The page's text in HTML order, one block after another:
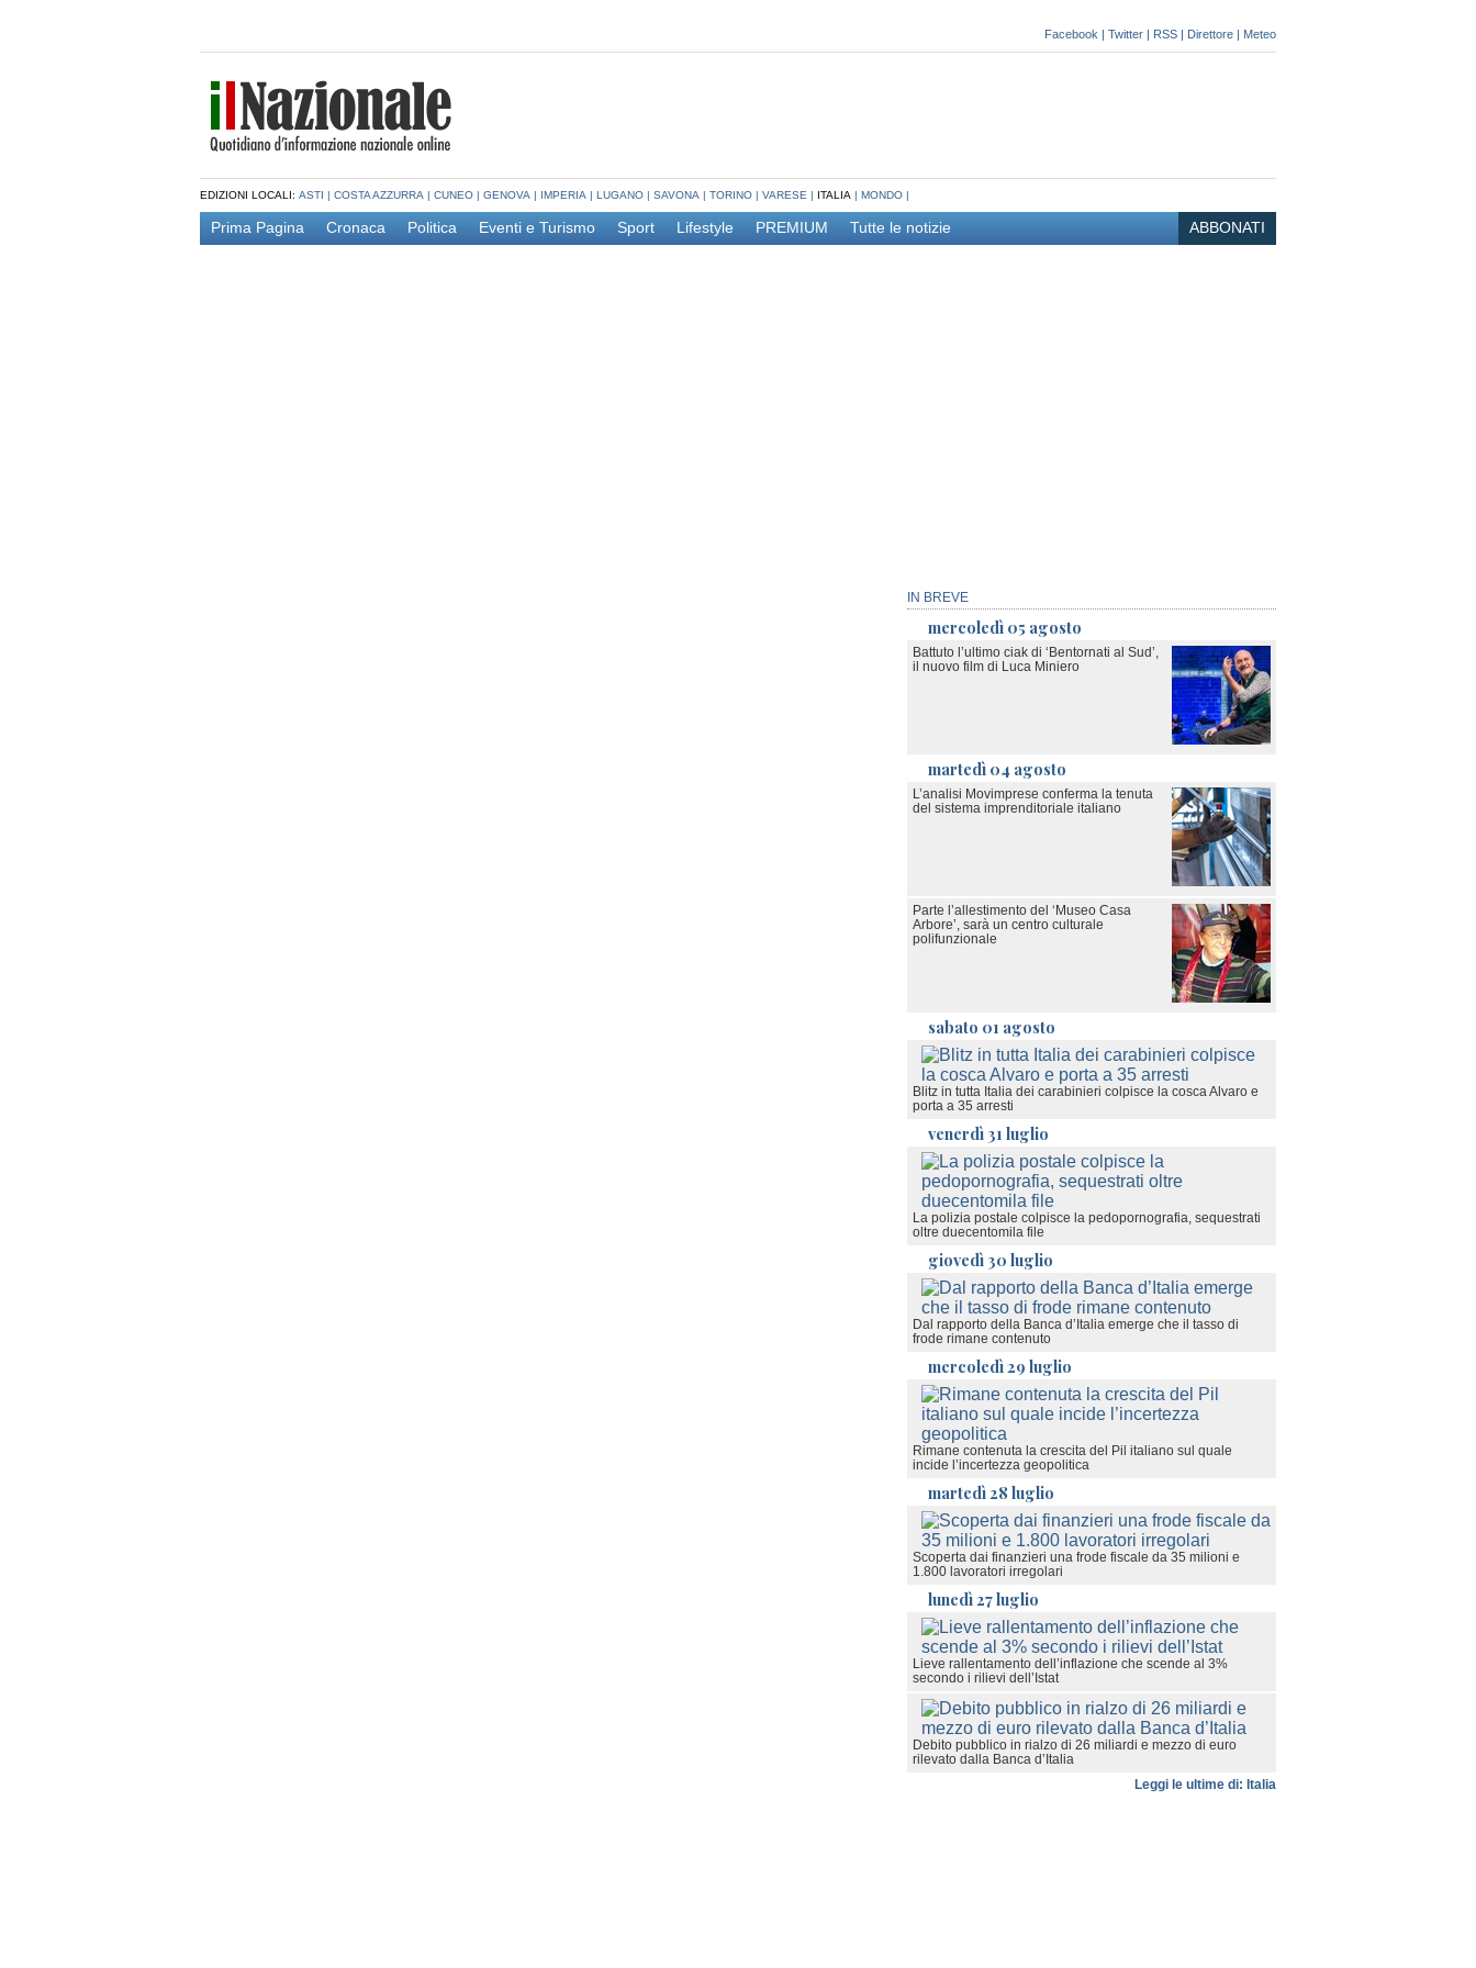
Facebook | Twitter | RSS | Direttore | Meteo
EDIZIONI LOCALI: ASTI | COSTA AZZURRA | CUNEO | GENOVA | IMPERIA | LUGANO | SAVONA | TORINO | VARESE | ITALIA | MONDO |
Prima Pagina Cronaca Politica Eventi e Turismo Sport Lifestyle PREMIUM Tutte le notizie ABBONATI
IN BREVE
mercoledì 05 agosto
Battuto l’ultimo ciak di ‘Bentornati al Sud’,
il nuovo film di Luca Miniero
martedì 04 agosto
L’analisi Movimprese conferma la tenuta
del sistema imprenditoriale italiano
Parte l’allestimento del ‘Museo Casa
Arbore’, sarà un centro culturale
polifunzionale
sabato 01 agosto
Blitz in tutta Italia dei carabinieri colpisce la cosca Alvaro e
porta a 35 arresti
venerdì 31 luglio
La polizia postale colpisce la pedopornografia, sequestrati
oltre duecentomila file
giovedì 30 luglio
Dal rapporto della Banca d’Italia emerge che il tasso di
frode rimane contenuto
mercoledì 29 luglio
Rimane contenuta la crescita del Pil italiano sul quale
incide l’incertezza geopolitica
martedì 28 luglio
Scoperta dai finanzieri una frode fiscale da 35 milioni e
1.800 lavoratori irregolari
lunedì 27 luglio
Lieve rallentamento dell’inflazione che scende al 3%
secondo i rilievi dell’Istat
Debito pubblico in rialzo di 26 miliardi e mezzo di euro
rilevato dalla Banca d’Italia
Leggi le ultime di: Italia